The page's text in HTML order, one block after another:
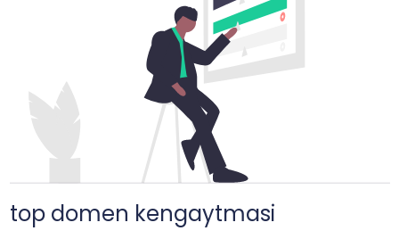
top domen kengaytmasi